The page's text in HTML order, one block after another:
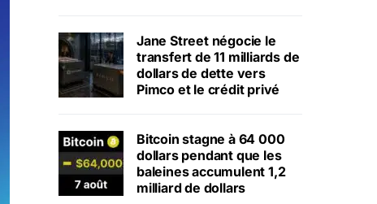
Jane Street négocie le
transfert de 11 milliards de
dollars de dette vers
Pimco et le crédit privé
Bitcoin stagne à 64 000
dollars pendant que les
baleines accumulent 1,2
milliard de dollars